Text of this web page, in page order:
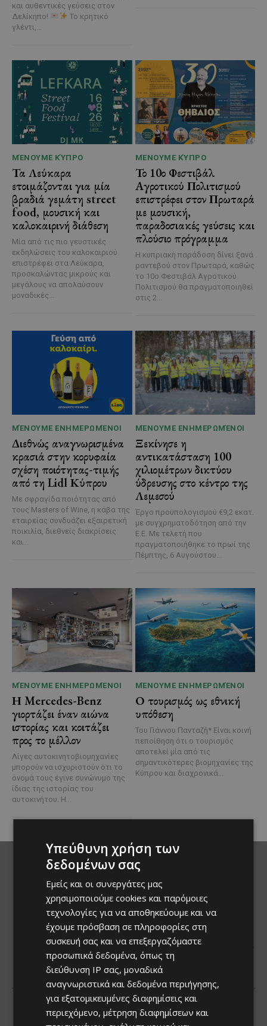
και αυθεντικές γεύσεις στον
Δελίκηπο!
Το κρητικό
γλέντι,...
ΜΈΝΟΥΜΕ ΚΎΠΡΟ
Τα Λεύκαρα
ετοιμάζονται για μία
βραδιά γεμάτη street
food, μουσική και
καλοκαιρινή διάθεση
Μία από τις πιο γευστικές
εκδηλώσεις του καλοκαιριού
επιστρέφει στα Λεύκαρα,
προσκαλώντας μικρούς και
μεγάλους να απολαύσουν
μοναδικές...
ΜΈΝΟΥΜΕ ΚΎΠΡΟ
Το 10ο Φεστιβάλ
Αγροτικού Πολιτισμού
επιστρέφει στον Πρωταρά
με μουσική,
παραδοσιακές γεύσεις και
πλούσιο πρόγραμμα
Η κυπριακή παράδοση δίνει ξανά
ραντεβού στον Πρωταρά, καθώς
το 10ο Φεστιβάλ Αγροτικού
Πολιτισμού θα πραγματοποιηθεί
στις 2...
ΜΈΝΟΥΜΕ ΕΝΗΜΕΡΩΜΈΝΟΙ
Διεθνώς αναγνωρισμένα
κρασιά στην κορυφαία
σχέση ποιότητας-τιμής
από τη Lidl Κύπρου
Με σφραγίδα ποιότητας από
τους Masters of Wine, η κάβα της
εταιρείας συνδυάζει εξαιρετική
ποικιλία, διεθνείς διακρίσεις
και...
ΜΈΝΟΥΜΕ ΕΝΗΜΕΡΩΜΈΝΟΙ
Ξεκίνησε η
αντικατάσταση 100
χιλιομέτρων δικτύου
ύδρευσης στο κέντρο της
Λεμεσού
Έργο προϋπολογισμού €9,2 εκατ.
με συγχρηματοδότηση από την
Ε.Ε. Με τελετή που
πραγματοποιήθηκε το πρωί της
Πέμπτης, 6 Αυγούστου...
ΜΈΝΟΥΜΕ ΕΝΗΜΕΡΩΜΈΝΟΙ
Η Mercedes-Benz
γιορτάζει έναν αιώνα
ιστορίας και κοιτάζει
προς το μέλλον
Λίγες αυτοκινητοβιομηχανίες
μπορούν να ισχυριστούν ότι το
όνομά τους έγινε συνώνυμο της
ίδιας της ιστορίας του
αυτοκινήτου. Η...
ΜΈΝΟΥΜΕ ΕΝΗΜΕΡΩΜΈΝΟΙ
Ο τουρισμός ως εθνική
υπόθεση
Του Γιάννου Πανταζή* Είναι κοινή
πεποίθηση ότι ο τουρισμός
αποτελεί μία από τις
σημαντικότερες βιομηχανίες της
Κύπρου και διαχρονικά...
Υπεύθυνη χρήση των
δεδομένων σας
Εμείς και οι συνεργάτες μας
χρησιμοποιούμε cookies και παρόμοιες
τεχνολογίες για να αποθηκεύουμε και να
έχουμε πρόσβαση σε πληροφορίες στη
συσκευή σας και να επεξεργαζόμαστε
προσωπικά δεδομένα, όπως τη
διεύθυνση IP σας, μοναδικά
αναγνωριστικά και δεδομένα περιήγησης,
για εξατομικευμένες διαφημίσεις και
περιεχόμενο, μέτρηση διαφημίσεων και